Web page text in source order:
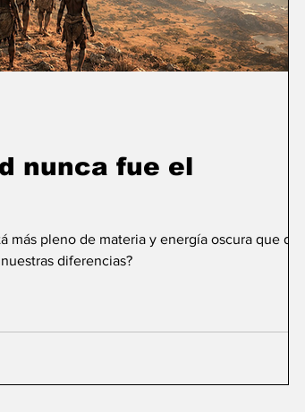
nunca fue el
más pleno de materia y energía oscura que de
diferencias?